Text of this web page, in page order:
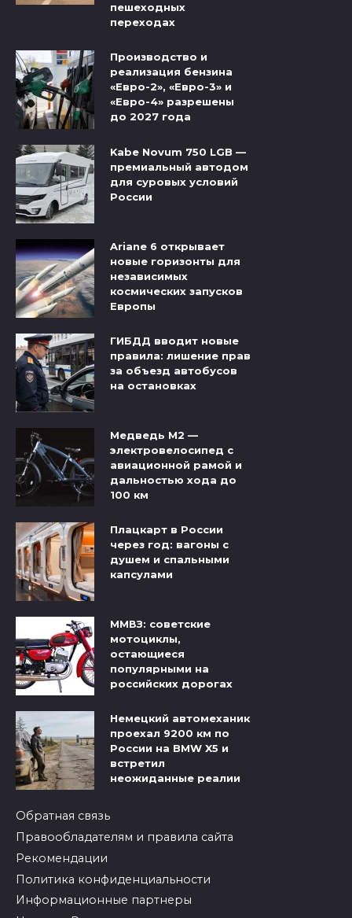
пешеходных
переходах
Производство и
реализация бензина
«Евро-2», «Евро-3» и
«Евро-4» разрешены
до 2027 года
Kabe Novum 750 LGB —
премиальный автодом
для суровых условий
России
Ariane 6 открывает
новые горизонты для
независимых
космических запусков
Европы
ГИБДД вводит новые
правила: лишение прав
за объезд автобусов
на остановках
Медведь М2 —
электровелосипед с
авиационной рамой и
дальностью хода до
100 км
Плацкарт в России
через год: вагоны с
душем и спальными
капсулами
ММВЗ: советские
мотоциклы,
остающиеся
популярными на
российских дорогах
Немецкий автомеханик
проехал 9200 км по
России на BMW X5 и
встретил
неожиданные реалии
Обратная связь
Правообладателям и правила сайта
Рекомендации
Политика конфиденциальности
Информационные партнеры